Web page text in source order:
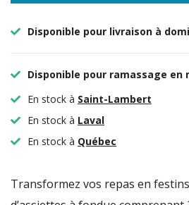
Disponible pour livraison à
Disponible pour ramassage en
En stock à Saint-Lambert
En stock à Laval
En stock à Québec
Transformez vos repas en